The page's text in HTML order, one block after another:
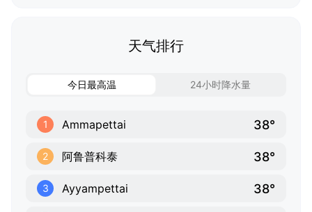
天气排行
今日最高温 24小时降水量
1 Ammapettai 38°
2 阿鲁普科泰 38°
3 Ayyampettai 38°